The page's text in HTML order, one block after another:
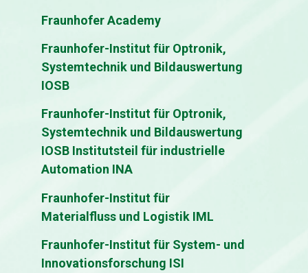
Fraunhofer Academy
Fraunhofer-Institut für Optronik,
Systemtechnik und Bildauswertung
IOSB
Fraunhofer-Institut für Optronik,
Systemtechnik und Bildauswertung
IOSB Institutsteil für industrielle
Automation INA
Fraunhofer-Institut für
Materialfluss und Logistik IML
Fraunhofer-Institut für System- und
Innovationsforschung ISI